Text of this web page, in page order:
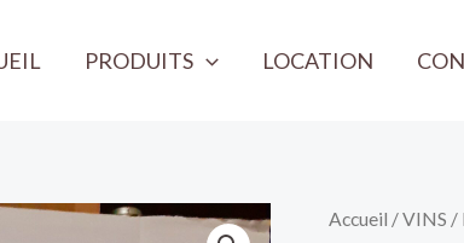
PRODUITS LOCATION
Accueil /VINS /
quantité